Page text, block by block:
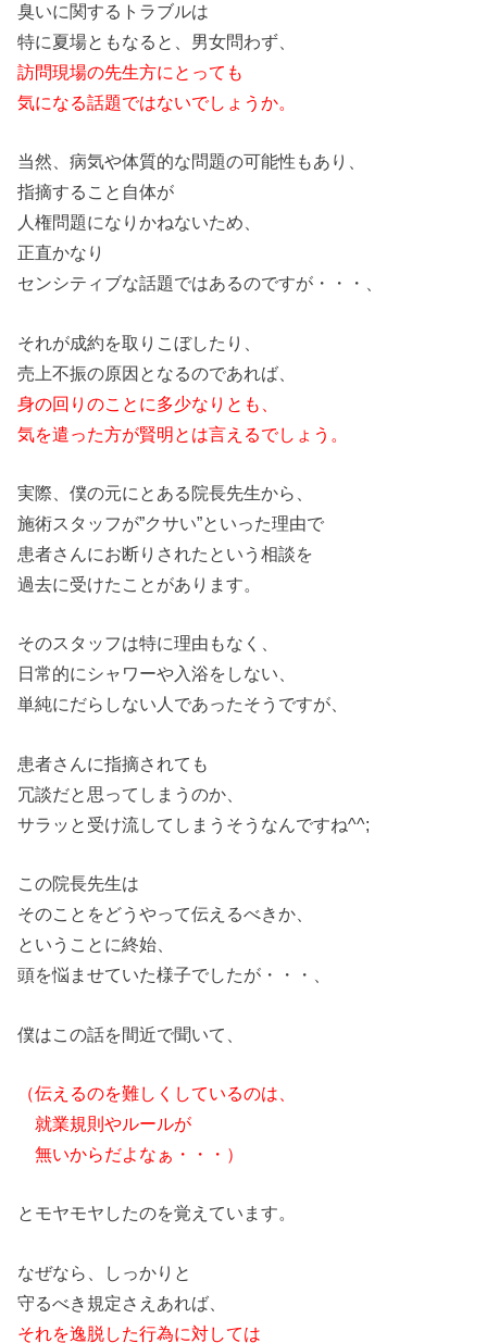
臭いに関するトラブルは
特に夏場ともなると、男女問わず、
訪問現場の先生方にとっても
気になる話題ではないでしょうか。
当然、病気や体質的な問題の可能性もあり、
指摘すること自体が
人権問題になりかねないため、
正直かなり
センシティブな話題ではあるのですが・・・、
それが成約を取りこぼしたり、
売上不振の原因となるのであれば、
身の回りのことに多少なりとも、
気を遣った方が賢明とは言えるでしょう。
実際、僕の元にとある院長先生から
施術スタッフが”クサい”と いった理由で
患者さんにお断りされたと い う相談を
過去に受けたことがあります。
そのスタッフは特に理由もなく、
日常的にシャワーや入浴を しない
単純にだらしない 人であったそうですが、
患者さんに指摘されても
冗談だと思ってしまうのか、
サラッと受け流してしまうそうなんですね^^;
この院長先生は
そのこと をどうやって伝えるべきか、
と い うことに終始、
頭を悩ませていた様子でしたが・・・、
僕はこの話を間近で聞いて、
（伝えるのを難しくしているのは、
就業規則やルールが
無いからだよなぁ・・・）
とモヤモヤしたのを覚えてい ます。
なぜなら、しっかりと
守るべき規定さえあれば、
それを逸脱した行為に対しては